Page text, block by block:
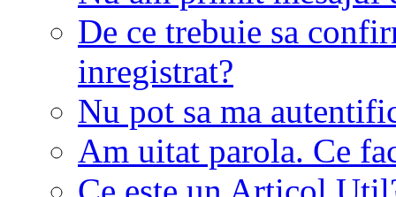
De ce trebuie sa
inregistrat?
Nu pot sa ma
Am uitat parola. Ce